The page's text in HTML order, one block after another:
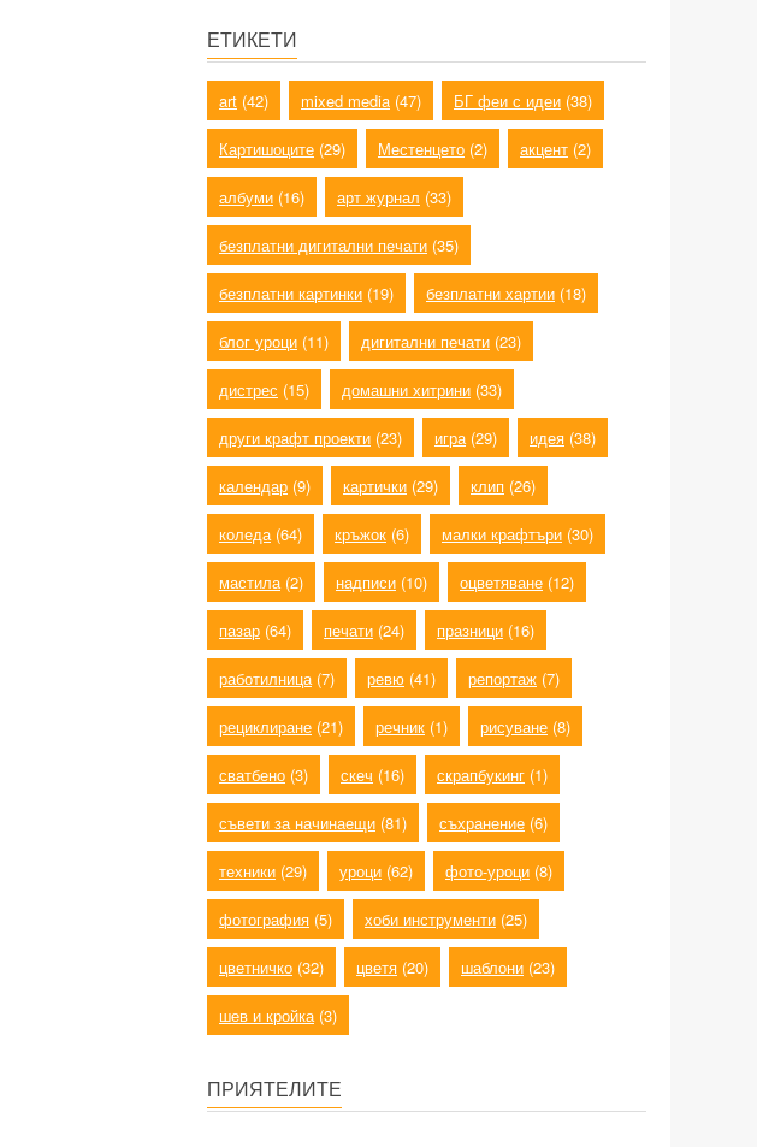
ЕТИКЕТИ
art (42) mixed media (47) БГ феи с идеи (38)
Картишоците (29) Местенцето (2) акцент (2)
албуми (16) арт журнал (33)
безплатни дигитални печати (35)
безплатни картинки (19) безплатни хартии (18)
блог уроци (11) дигитални печати (23)
дистрес (15) домашни хитрини (33)
други крафт проекти (23) игра (29) идея (38)
календар (9) картички (29) клип (26)
коледа (64) кръжок (6) малки крафтъри (30)
мастила (2) надписи (10) оцветяване (12)
пазар (64) печати (24) празници (16)
работилница (7) ревю (41) репортаж (7)
рециклиране (21) речник (1) рисуване (8)
сватбено (3) скеч (16) скрапбукинг (1)
съвети за начинаещи (81) съхранение (6)
техники (29) уроци (62) фото-уроци (8)
фотография (5) хоби инструменти (25)
цветничко (32) цветя (20) шаблони (23)
шев и кройка (3)
ПРИЯТЕЛИТЕ